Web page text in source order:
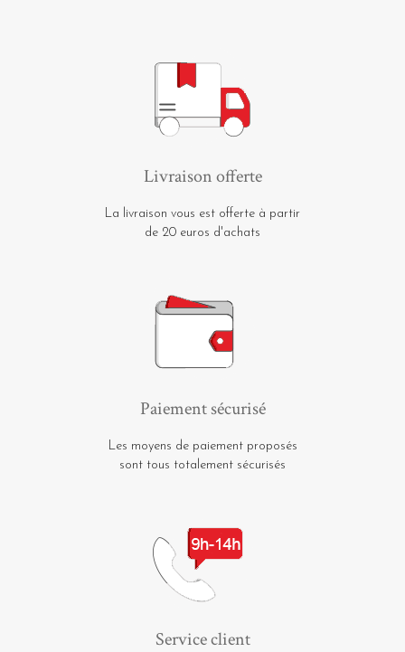
Livraison offerte
La livraison vous est offerte à partir
de 20 euros d'achats
Paiement sécurisé
Les moyens de paiement proposés
sont tous totalement sécurisés
Service client